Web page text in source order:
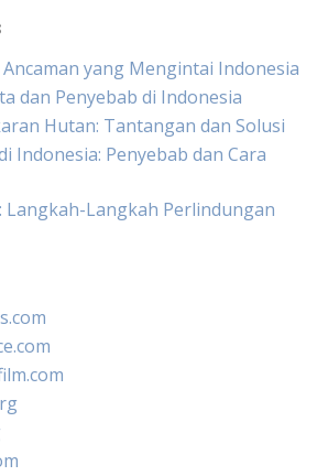
yang Mengintai Indonesia
dan Penyebab di Indonesia
Hutan: Tantangan dan Solusi
Indonesia: Penyebab dan Cara
Langkah-Langkah Perlindungan